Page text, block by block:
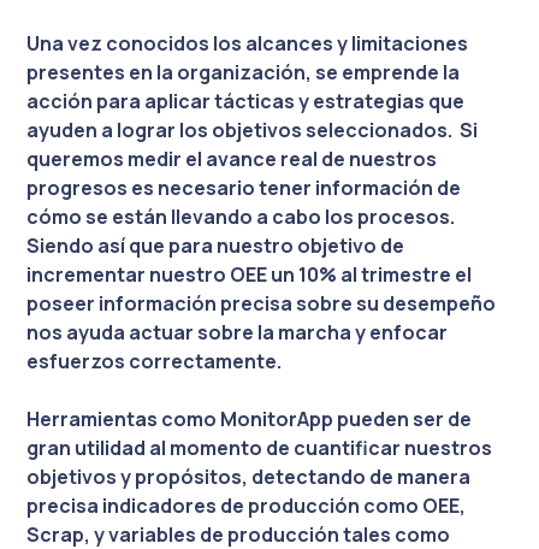
Una vez conocidos los alcances y limitaciones
presentes en la organización, se emprende la
acción para aplicar tácticas y estrategias que
ayuden a lograr los objetivos seleccionados. Si
queremos medir el avance real de nuestros
progresos es necesario tener información de
cómo se están llevando a cabo los procesos.
Siendo así que para nuestro objetivo de
incrementar nuestro OEE un 10% al trimestre el
poseer información precisa sobre su desempeño
nos ayuda actuar sobre la marcha y enfocar
esfuerzos correctamente.
Herramientas como MonitorApp pueden ser de
gran utilidad al momento de cuantificar nuestros
objetivos y propósitos, detectando de manera
precisa indicadores de producción como OEE,
Scrap, y variables de producción tales como